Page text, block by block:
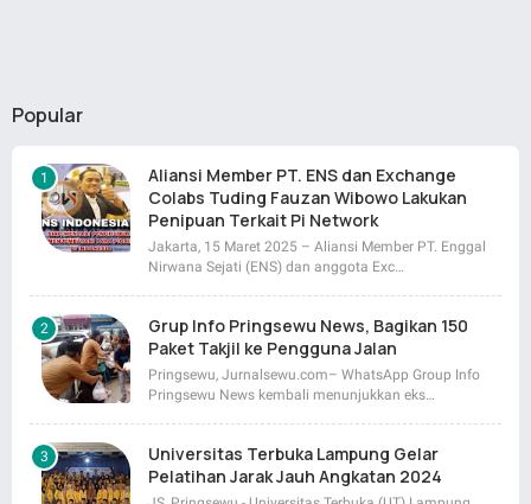
Popular
Aliansi Member PT. ENS dan Exchange
Colabs Tuding Fauzan Wibowo Lakukan
Penipuan Terkait Pi Network
Jakarta, 15 Maret 2025 – Aliansi Member PT. Enggal
Nirwana Sejati (ENS) dan anggota Exc…
Grup Info Pringsewu News, Bagikan 150
Paket Takjil ke Pengguna Jalan
Pringsewu, Jurnalsewu.com– WhatsApp Group Info
Pringsewu News kembali menunjukkan eks…
Universitas Terbuka Lampung Gelar
Pelatihan Jarak Jauh Angkatan 2024